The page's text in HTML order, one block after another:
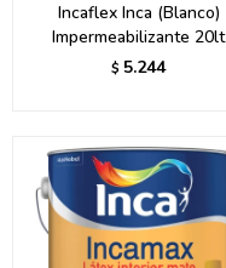
Incaflex Inca (Blanco)
Impermeabilizante 20lt
$ 5.244